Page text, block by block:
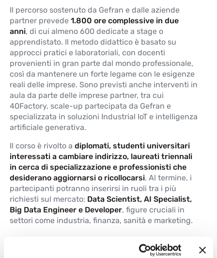
Il percorso sostenuto da Gefran e dalle aziende
partner prevede 1.800 ore complessive in due
anni, di cui almeno 600 dedicate a stage o
apprendistato. Il metodo didattico è basato su
approcci pratici e laboratoriali, con docenti
provenienti in gran parte dal mondo professionale,
così da mantenere un forte legame con le esigenze
reali delle imprese. Sono previsti anche interventi in
aula da parte delle imprese partner, tra cui
40Factory, scale-up partecipata da Gefran e
specializzata in soluzioni Industrial IoT e intelligenza
artificiale generativa.
Il corso è rivolto a diplomati, studenti universitari
interessati a cambiare indirizzo, laureati triennali
in cerca di specializzazione e professionisti che
desiderano aggiornarsi o ricollocarsi. Al termine, i
partecipanti potranno inserirsi in ruoli tra i più
richiesti sul mercato: Data Scientist, AI Specialist,
Big Data Engineer e Developer, figure cruciali in
settori come industria, finanza, sanità e marketing.